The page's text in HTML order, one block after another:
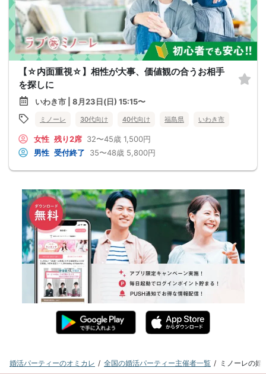
【☆内面重視☆】相性が大事、価値観の合うお相手
を探しに
いわき市 | 8月23日(日) 15:15〜
ミノーレ 30代向け 40代向け 福島県 いわき市
女性 残り2席 32〜45歳 1,500円
男性 受付終了 35〜48歳 5,800円
婚活パーティーのオミカレ 全国の婚活パーティー主催者一覧 ミノーレの婚